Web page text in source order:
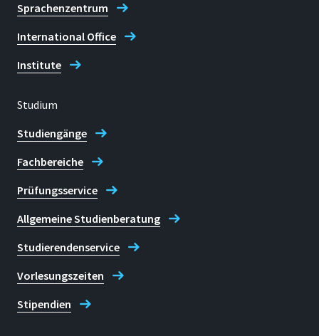
Sprachenzentrum
International Office
Institute
Studium
Studiengänge
Fachbereiche
Prüfungsservice
Allgemeine Studienberatung
Studierendenservice
Vorlesungszeiten
Stipendien